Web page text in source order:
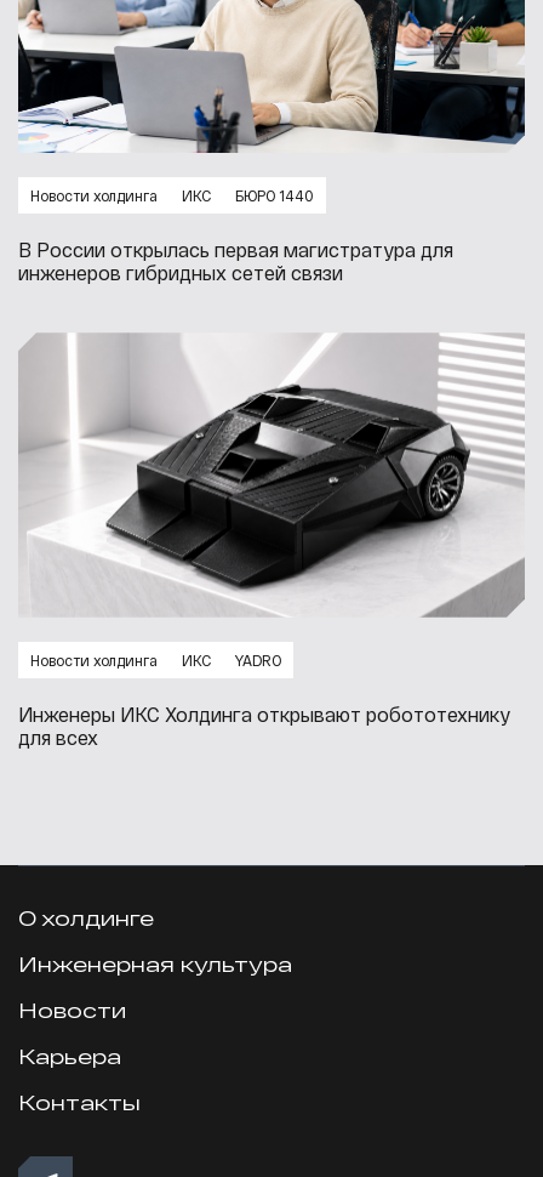
Новости холдинга ИКС БЮРО 1440
В России открылась первая магистратура для
инженеров гибридных сетей связи
Новости холдинга ИКС YADRO
Инженеры ИКС Холдинга открывают робототехнику
для всех
О холдинге
Инженерная культура
Новости
Карьера
Контакты